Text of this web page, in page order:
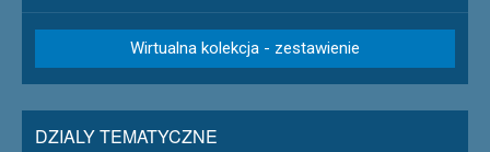
Wirtualna kolekcja - zestawienie
DZIALY TEMATYCZNE